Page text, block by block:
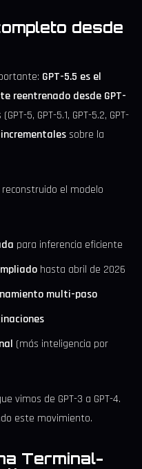
desde
GPT-5.5 es el
reentrenado desde GPT-
5, GPT-5.1, GPT-5.2, GPT-
sobre la
reconstruido el modelo
para inferencia eficiente
hasta abril de 2026
multi-paso
(más inteligencia por
vimos de GPT-3 a GPT-4.
este movimiento.
Terminal-